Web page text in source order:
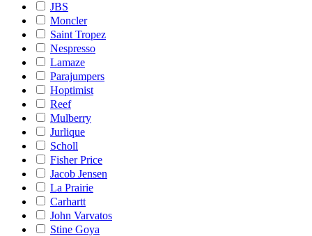
JBS
Moncler
Saint Tropez
Nespresso
Lamaze
Parajumpers
Hoptimist
Reef
Mulberry
Jurlique
Scholl
Fisher Price
Jacob Jensen
La Prairie
Carhartt
John Varvatos
Stine Goya